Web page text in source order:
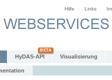
Hilfe Links
HyDAS-API Visualisierung